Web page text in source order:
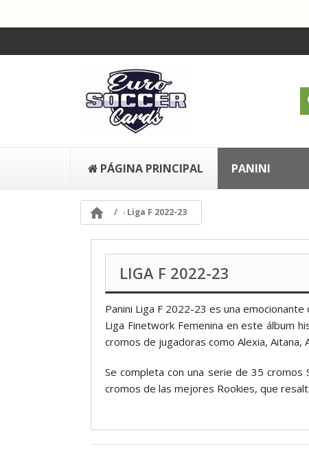
PÁGINA PRINCIPAL PANINI
 Liga F 2022-23
LIGA F 2022-23
Panini Liga F 2022-23 es una
Liga Finetwork Femenina en este álbum
cromos de jugadoras como Alexia, Aitana,
Se completa con una serie de 35
cromos de las mejores Rookies, que